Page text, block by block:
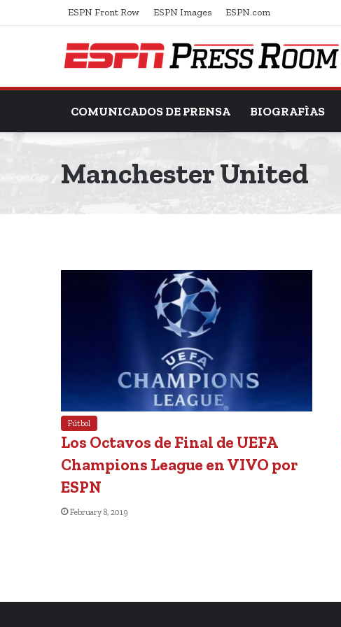
ESPN Front Row ESPN Images ESPN.com
COMUNICADOS DE PRENSA BIOGRAFÌAS
Manchester United
Fútbol
Los Octavos de Final de UEFA
Champions League en VIVO por
ESPN
February 8, 2019